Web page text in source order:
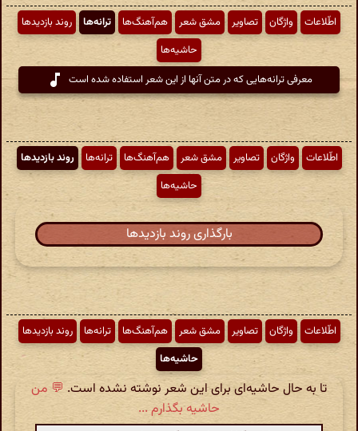
اطّلاعات واژگان تصاویر مشق شعر هم‌آهنگ‌ها ترانه‌ها
روند بازدیدها
حاشیه‌ها
معرفی ترانه‌هایی که در متن آنها از این شعر استفاده شده است
اطّلاعات واژگان تصاویر مشق شعر هم‌آهنگ‌ها ترانه‌ها
روند بازدیدها
حاشیه‌ها
بارگذاری روند بازدیدها
اطّلاعات واژگان تصاویر مشق شعر هم‌آهنگ‌ها ترانه‌ها
روند بازدیدها
حاشیه‌ها
تا به حال حاشیه‌ای برای این شعر نوشته نشده است. 💬 من
حاشیه بگذارم ...